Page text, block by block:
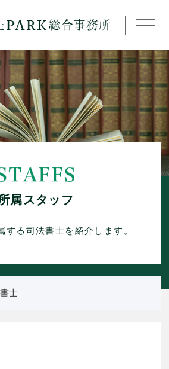
属スタッフ
する司法書士を紹介します。
士